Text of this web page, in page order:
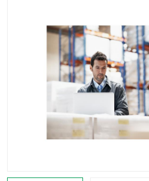
sap软件开发
码上用条码管理
工厂ERP软件
工厂ERP系统
食品厂erp系统